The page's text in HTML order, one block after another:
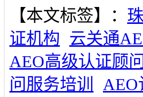
【本文标签】：
证机构
云关通
AEO高级认证顾
问服务培训